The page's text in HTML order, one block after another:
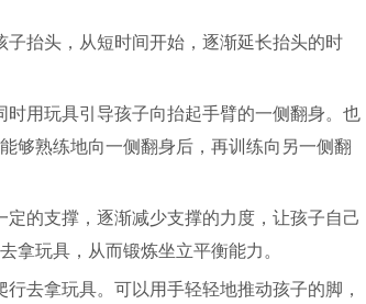
抬头，从短时间开始，逐渐延长抬头的时
用玩具引导孩子向抬起手臂的一侧翻身。也
够熟练地向一侧翻身后，再训练向另一侧翻
的支撑，逐渐减少支撑的力度，让孩子自己
拿玩具，从而锻炼坐立平衡能力。
去拿玩具。可以用手轻轻地推动孩子的脚，